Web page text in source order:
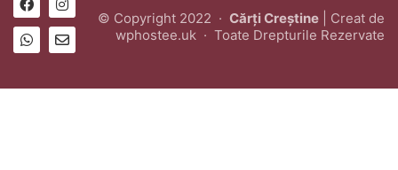
© Copyright 2022 · Cărți Creștine | Creat de
wphostee.uk · Toate Drepturile Rezervate